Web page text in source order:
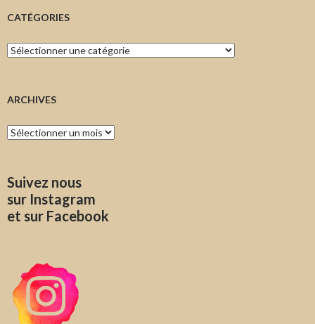
CATÉGORIES
Catégories
ARCHIVES
Archives
Suivez nous
sur Instagram
et sur Facebook